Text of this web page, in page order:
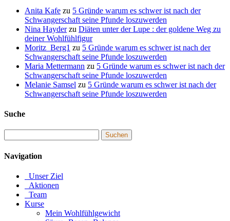
Anita Kafe zu 5 Gründe warum es schwer ist nach der
Schwangerschaft seine Pfunde loszuwerden
Nina Hayderzu Diäten unter der Lupe : der goldene Weg zu
deiner Wohlfühlfigur
Moritz_Berg1 zu 5 Gründe warum es schwer ist nach der
Schwangerschaft seine Pfunde loszuwerden
Maria Mettermann zu 5 Gründe warum es schwer ist nach der
Schwangerschaft seine Pfunde loszuwerden
Melanie Samsel zu 5 Gründe warum es schwer ist nach der
Schwangerschaft seine Pfunde loszuwerden
Suche
Navigation
Unser Ziel
Aktionen
Team
Kurse
Mein Wohlfühlgewicht